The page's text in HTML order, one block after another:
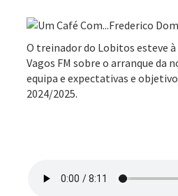
O treinador do Lobitos esteve à
Vagos FM sobre o arranque da
equipa e expectativas e
2024/2025.